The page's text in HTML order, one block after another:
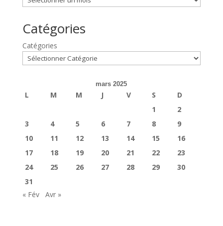
Catégories
Catégories
mars 2025
L M M J V S
D
1
2
3
4 5 6 7 8
9
10
11 12 13 14 15
16
17
18 19 20 21 22
23
24
25 26 27 28 29
30
31
« Fév
Avr »